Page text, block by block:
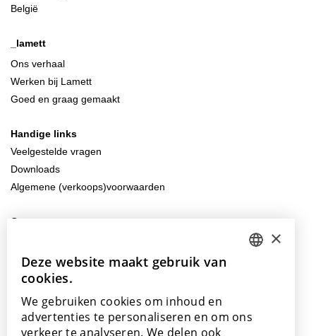
België
_lamett
Ons verhaal
Werken bij Lamett
Goed en graag gemaakt
Handige links
Veelgestelde vragen
Downloads
Algemene (verkoops)voorwaarden
Contacteer ons
+32 56 77 45 15
Onze showroom
Onze verkooppunten
×
Deze website maakt gebruik van
cookies.
We gebruiken cookies om inhoud en
advertenties te personaliseren en om ons
verkeer te analyseren. We delen ook